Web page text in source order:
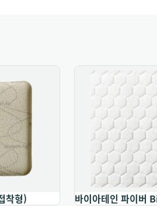
바이아테인® 알지에이트 에이지
화할 수 있도록 상처 부위에 잘 밀
있는 젤로 변합니다. 상처 삼출액을
이 방출됩니다.
에이지(Ag)는 알지네이트, 카르복
및 은이온 화합물로 이루어진 알
착형) 바이아테인 파이버